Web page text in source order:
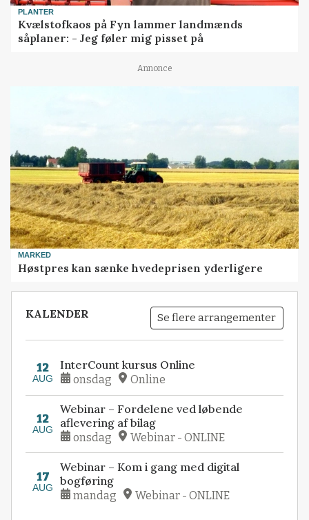
PLANTER
Kvælstofkaos på Fyn lammer landmænds
såplaner: - Jeg føler mig pisset på
Annonce
MARKED
Høstpres kan sænke hvedeprisen yderligere
KALENDER Se flere arrangementer
12
AUG
InterCount kursus Online
onsdag Online
12
AUG
Webinar – Fordelene ved løbende
aflevering af bilag
onsdag Webinar - ONLINE
17
AUG
Webinar – Kom i gang med digital
bogføring
mandag Webinar - ONLINE